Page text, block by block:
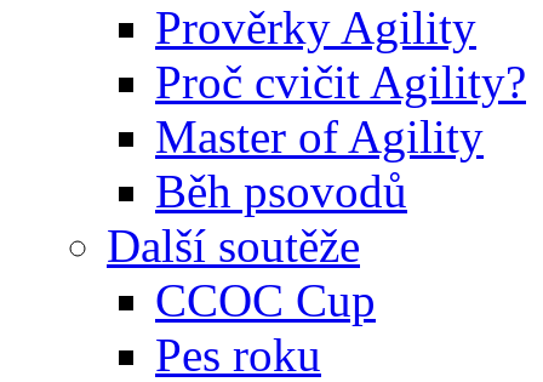
Prověrky Agility
Proč cvičit Agility?
Master of Agility
Běh psovodů
Další soutěže
CCOC Cup
Pes roku